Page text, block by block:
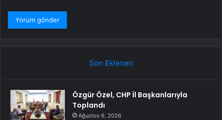
Son Eklenen
Özgür Özel, CHP İl Başkanlarıyla
Toplandı
Ağustos 6, 2026